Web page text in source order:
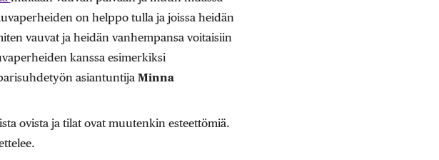
on helppo tulla ja joissa heidän
vauvat ja heidän vanhempansa voitaisiin
kanssa esimerkiksi
asiantuntija Minna
ovista ja tilat ovat muutenkin esteettömiä.